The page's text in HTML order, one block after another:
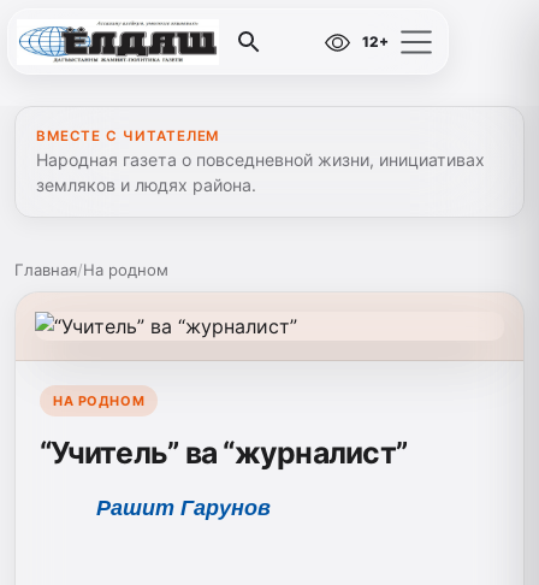
12+
ВМЕСТЕ С ЧИТАТЕЛЕМ
Народная газета о повседневной жизни, инициативах
земляков и людях района.
Главная/На родном
НА РОДНОМ
“Учитель” ва “журналист”
Рашит Гарунов